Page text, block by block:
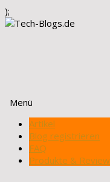
);
Menü
Zum
Inhalt
springen
Artikel
Blog registrieren
FAQ
Produkte & Review